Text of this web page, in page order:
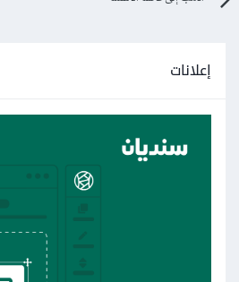
إعلانات